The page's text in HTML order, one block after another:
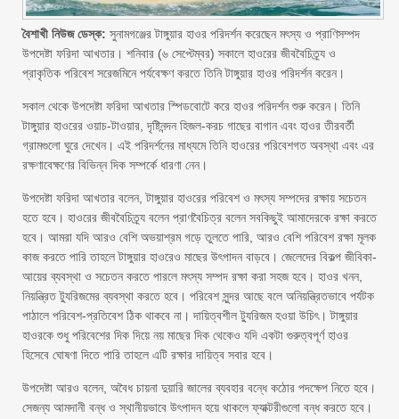
বৈশাখী নিউজ ডেস্ক: সুনামগঞ্জের টাঙ্গুয়ার হাওর পরিদর্শন করেছেন মৎস্য ও প্রাণিসম্পদ
উপদেষ্টা ফরিদা আখতার। শনিবার (৬ সেপ্টেম্বর) সকালে হাওরের জীববৈচিত্র্য ও
প্রাকৃতিক পরিবেশ সরেজমিনে পর্যবেক্ষণ করতে তিনি টাঙ্গুয়ার হাওর পরিদর্শন করেন।
সকাল থেকে উপদেষ্টা ফরিদা আখতার স্পিডবোটে করে হাওর পরিদর্শন শুরু করেন। তিনি
টাঙ্গুয়ার হাওরের ওয়াচ-টাওয়ার, দৃষ্টিনন্দন হিজল-করচ গাছের বাগান এবং হাওর তীরবর্তী
গ্রামগুলো ঘুরে দেখেন। এই পরিদর্শনের মাধ্যমে তিনি হাওরের পরিবেশগত অবস্থা এবং এর
রক্ষণাবেক্ষণের বিভিন্ন দিক সম্পর্কে ধারণা নেন।
উপদেষ্টা ফরিদা আখতার বলেন, টাঙ্গুয়ার হাওরের পরিবেশ ও মৎস্য সম্পদের রক্ষায় সচেতন
হতে হবে। হাওরের জীববৈচিত্র্য বলেন প্রাণবৈচিত্র বলেন সবকিছুই আমাদেরকে রক্ষা করতে
হবে। আমরা যদি আরও বেশি অভয়াশ্রম গড়ে তুলতে পারি, আরও বেশি পরিবেশ রক্ষা মূলক
কাজ করতে পারি তাহলে টাঙ্গুয়ার হাওরেও মাছের উৎপাদন বাড়বে। জেলেদের বিকল্প জীবিকা-
আয়ের ব্যবস্থা ও সচেতন করতে পারলে মৎস্য সম্পদ রক্ষা করা সহজ হবে। হাওর খনন,
নিয়ন্ত্রিত ট্যুরিজমের ব্যবস্থা করতে হবে। পরিবেশ সুন্দর আছে বলে অনিয়ন্ত্রিতভাবে পর্যটক
পাঠালে পরিবেশ-প্রতিবেশ ঠিক থাকবে না। দায়িত্বশীল ট্যুরিজম হওয়া উচিৎ। টাঙ্গুয়ার
হাওরকে শুধু পরিবেশের দিক দিয়ে নয় মাছের দিক থেকেও যদি একটা গুরুত্বপূর্ণ হাওর
হিসেবে ঘোষণা দিতে পারি তাহলে এটি রক্ষার দায়িত্ব সবার হবে।
উপদেষ্টা আরও বলেন, অবৈধ চায়না দুয়ারি জালের ব্যবহার বন্ধে কঠোর পদক্ষেপ নিতে হবে।
সেজন্য আমদানী বন্ধ ও স্থানীয়ভাবে উৎপাদন হয়ে থাকলে ফ্যাক্টরীগুলো বন্ধ করতে হবে।